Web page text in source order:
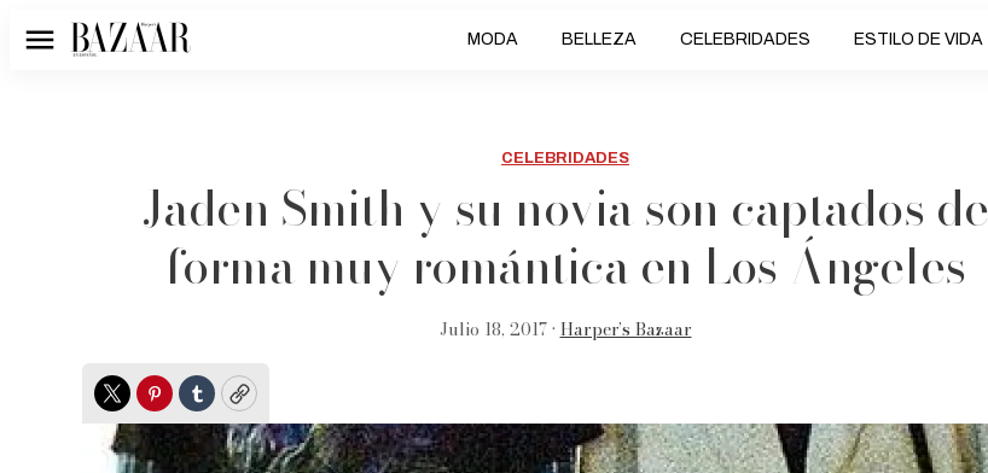
Menú MODA BELLEZA CELEBRIDADES ESTILO DE VIDA
CELEBRIDADES
Jaden Smith y su novia son captados de
forma muy romántica en Los Ángeles
Julio 18, 2017 • Harper’s Bazaar
TwitterPinterest
TumblrCopy